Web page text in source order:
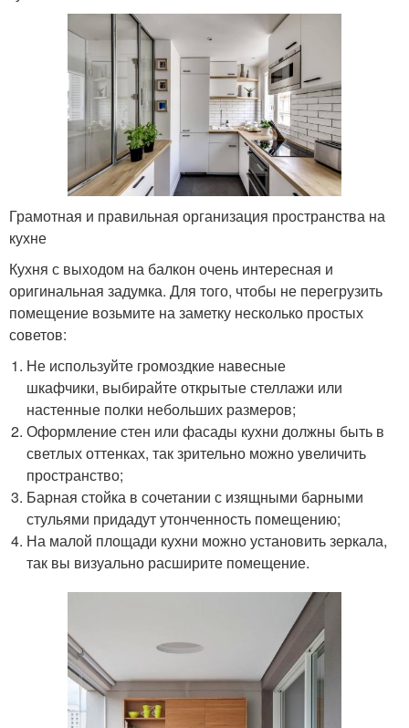
Грамотная и правильная организация пространства на
кухне
Кухня с выходом на балкон очень интересная и
оригинальная задумка. Для того, чтобы не перегрузить
помещение возьмите на заметку несколько простых
советов:
Не используйте громоздкие навесные
шкафчики, выбирайте открытые стеллажи или
настенные полки небольших размеров;
Оформление стен или фасады кухни должны быть в
светлых оттенках, так зрительно можно увеличить
пространство;
Барная стойка в сочетании с изящными барными
стульями придадут утонченность помещению;
На малой площади кухни можно установить зеркала,
так вы визуально расширите помещение.